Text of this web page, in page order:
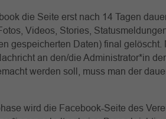
die Seite erst nach 14 Tagen
Videos, Stories,
gespeicherten Daten) final gelöscht.
an den/die Administrator*in
werden soll, muss man der
wird die Facebook-Seite des